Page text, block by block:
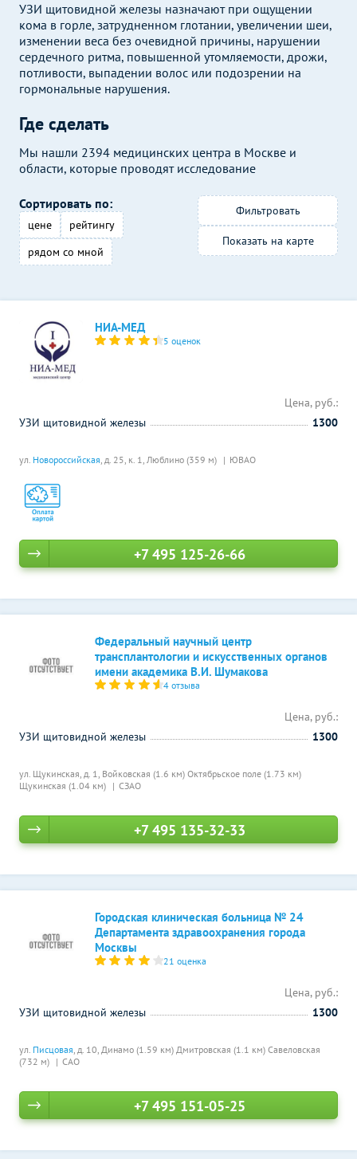
Где сделать
Мы нашли 2394 медицинских центра в Москве и
области, которые проводят исследование
Сортировать по:
цене
рейтингу
рядом со мной
Фильтровать
Показать на карте
УЗИ щитовидной железы назначают при ощущении
кома в горле, затрудненном глотании, увеличении шеи,
изменении веса без очевидной причины, нарушении
сердечного ритма, повышенной утомляемости, дрожи,
потливости, выпадении волос или подозрении на
гормональные нарушения.
НИА-МЕД
5 оценок
ул. Новороссийская, д. 25, к. 1, Люблино (359 м) ЮВАО
Цена, руб.:
УЗИ щитовидной железы
1300
+7 495 125-26-66
Федеральный научный центр
трансплантологии и искусственных органов
имени академика В.И. Шумакова
4 отзыва
ул. Щукинская, д. 1, Войковская (1.6 км) Октябрьское поле (1.73 км)
Щукинская (1.04 км)
СЗАО
Цена, руб.:
УЗИ щитовидной железы
1300
+7 495 135-32-33
Городская клиническая больница № 24
Департамента здравоохранения города
Москвы
21 оценка
ул. Писцовая, д. 10, Динамо (1.59 км) Дмитровская (1.1 км) Савеловская
(732 м)
САО
Цена, руб.:
УЗИ щитовидной железы
1300
+7 495 151-05-25